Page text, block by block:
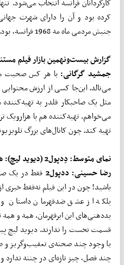
کرده بود و آن را دارای شهرت جهانی
جنبش مردمی ماه مه 1968 فرانسه، بود...
گزارش بیستونهمین بازار فیلم
جمشید گرگانی: با هر کس صحبت
می‌نالد. این‌جا کسی از ارزش
مثل یک صاحبکار قلدر به
می‌خواهم. تهیه‌کننده هم با هزار‌ویک
تهیه کند. چون کانال‌های بزرگ
نمای متوسط:دِدپول2 (دیوید لیچ):
رضا حسینی: ددپول2 فقط در یک
باشید! چون در این فیلم نه‌فقط خبری
بلکه از عشق ضدقهرمان داستان
بددهنی‌های این ابرقهرمان، همه و
قسمت نخست را ندارند. دیوید لیچ
با وجود چند صحنه‌ی تعقیب‌وگریز و
چند فصل، چیز تازه‌ای در چنته ندارد و